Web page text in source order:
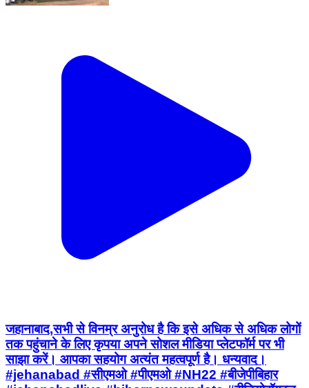
जहानाबाद,सभी से विनम्र अनुरोध है कि इसे अधिक से अधिक लोगों
तक पहुंचाने के लिए कृपया अपने सोशल मीडिया प्लेटफॉर्म पर भी
साझा करें। आपका सहयोग अत्यंत महत्वपूर्ण है। धन्यवाद।
#jehanabad #सीएमओ #पीएमओ #NH22 #बीजेपीबिहार